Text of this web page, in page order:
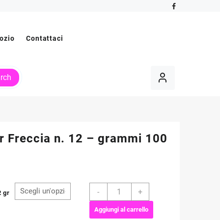
Contattaci
Freccia n. 12 – grammi 100
gr
-
Anchor
n.
+
Aggiungi al carrello